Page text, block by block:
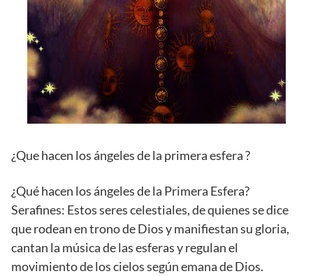
¿Que hacen los ángeles de la primera esfera ?
¿Qué hacen los ángeles de la Primera Esfera?
Serafines: Estos seres celestiales, de quienes se dice
que rodean en trono de Dios y manifiestan su gloria,
cantan la música de las esferas y regulan el
movimiento de los cielos según emana de Dios.